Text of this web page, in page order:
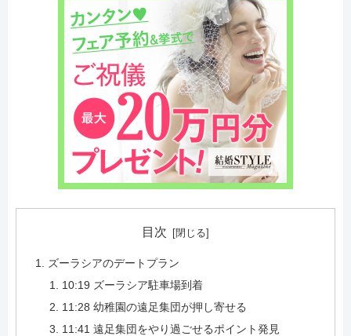
目次
ズーラシアのデートプラン
10:19 ズーラシア駐車場到着
11:28 幼稚園の遠足集団が押し寄せる
11:41 遠足集団をやり過ごせるポイント発見